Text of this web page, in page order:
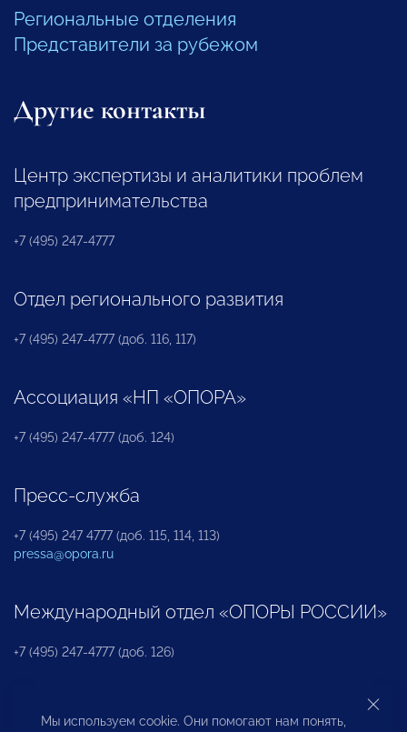
Региональные отделения
Представители за рубежом
Другие контакты
Центр экспертизы и аналитики проблем
предпринимательства
+7 (495) 247-4777
Отдел регионального развития
+7 (495) 247-4777 (доб. 116, 117)
Ассоциация «НП «ОПОРА»
+7 (495) 247-4777 (доб. 124)
Пресс-служба
+7 (495) 247 4777 (доб. 115, 114, 113)
pressa@opora.ru
Международный отдел «ОПОРЫ РОССИИ»
+7 (495) 247-4777 (доб. 126)
Бюро по защите прав предпринимателей и
Мы используем cookie. Они помогают нам понять,